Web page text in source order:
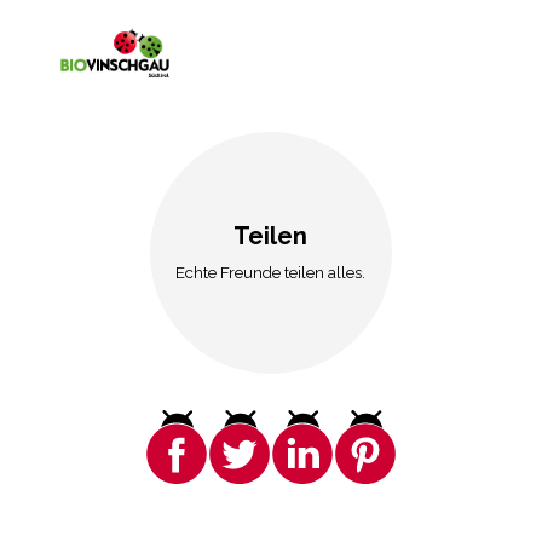
Teilen
Echte Freunde teilen alles.